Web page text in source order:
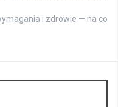
i zdrowie — na co